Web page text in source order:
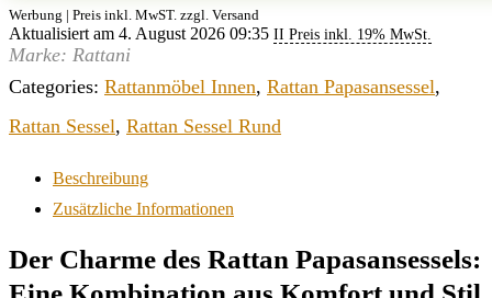
Werbung | Preis inkl. MwST. zzgl. Versand
Aktualisiert am 4. August 2026 09:35 II Preis inkl. 19% MwSt.
Marke: Rattani
Categories: Rattanmöbel Innen, Rattan Papasansessel,
Rattan Sessel, Rattan Sessel Rund
Beschreibung
Zusätzliche Informationen
Der Charme des Rattan Papasansessels: